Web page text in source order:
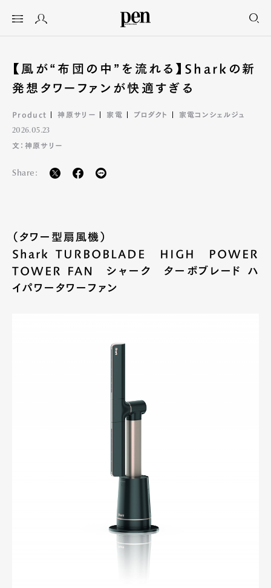
【風が“布団の中”を流れる】Sharkの新
発想タワーファンが快適すぎる
Product 神原サリー 家電 プロダクト 家電コンシェルジュ
2026.05.23
文：神原サリー
Share:
（タワー型扇風機）
Shark TURBOBLADE HIGH POWER
TOWER FAN シャーク ターボブレード ハ
イパワータワーファン